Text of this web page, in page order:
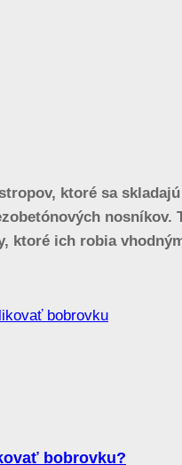
ktoré sa
nosníkov.
ktoré ich robia
bobrovku?